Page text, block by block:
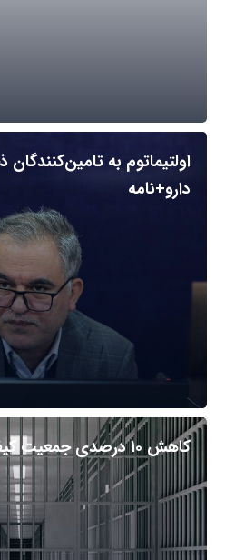
اولتیماتوم به تامین‌کنندگان
دارو+نامه
کاهش ۱۰ درصدی جمعیت کیفری زندان‌های بوشهر